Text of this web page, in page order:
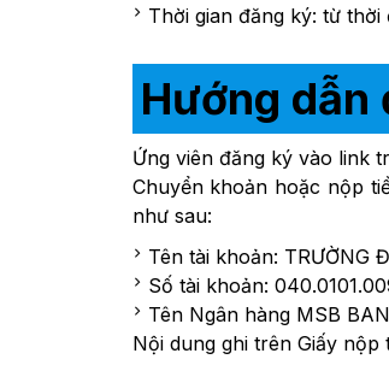
Thời gian đăng ký: từ
Hướng dẫn
Ứng viên đăng ký vào link
Chuyển khoản hoặc nộp
như sau:
Tên tài khoản: TRƯỜNG
Số tài khoản:
Tên Ngân hàng MSB
Nội dung ghi trên Giấy nộp